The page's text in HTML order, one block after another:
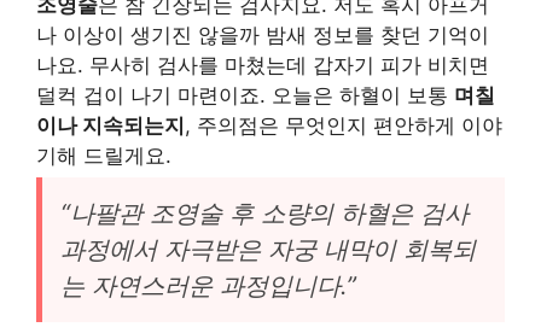
나 이상이 생기진 않을까 밤새 정보를 찾던 기억이
나요. 무사히 검사를 마쳤는데 갑자기 피가 비치면
덜컥 겁이 나기 마련이죠. 오늘은 하혈이 보통 며칠
이나 지속되는지, 주의점은 무엇인지 편안하게 이야
기해 드릴게요.
“나팔관 조영술 후 소량의 하혈은 검사
과정에서 자극받은 자궁 내막이 회복되
는 자연스러운 과정입니다.”